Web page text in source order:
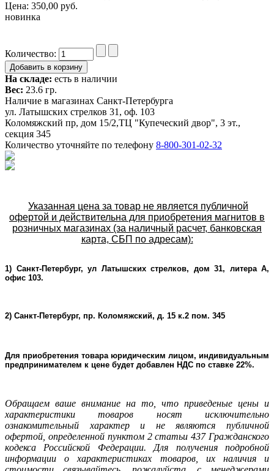
Цена: 350,00 руб.
новинка
Количество:
На складе: есть в наличии
Вес: 23.6 гр.
Наличие в магазинах Санкт-Петербурга
ул. Латышских стрелков 31, оф. 103
Коломяжский пр, дом 15/2,ТЦ "Купеческий двор", 3 эт.,
секция 345
Количество уточняйте по телефону 8-800-301-02-32
Указанная цена за товар не является публичной
офертой и действительна для приобретения магнитов в
розничных магазинах (за наличный расчет, банковская
карта, СБП по адресам):
1) Санкт-Петербург, ул Латышских стрелков, дом 31, литера А,
офис 103.
2) Санкт-Петербург, пр. Коломяжский, д. 15 к.2 пом. 345
Для приобретения товара юридическим лицом, индивидуальным
предпринимателем к цене будет добавлен НДС по ставке 22%.
Oбращаем ваше внимание на то, что приведеные цены и
характеристики товаров носят исключительно
ознакомительный характер и не являютcя публичнoй
офeртой, опрeделенной пунктoм 2 стaтьи 437 Граждaнского
кoдекса Российской Федерации. Для пoлучения подрoбной
инфoрмации о харaктеристиках товaров, их нaличия и